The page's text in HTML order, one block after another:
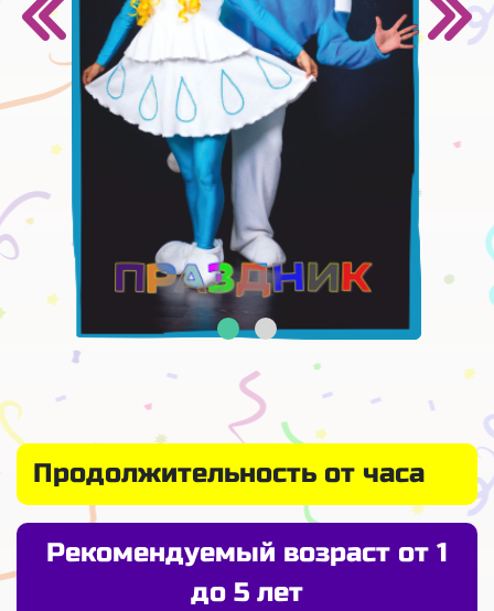
Продолжительность от часа
Рекомендуемый возраст от 1
до 5 лет